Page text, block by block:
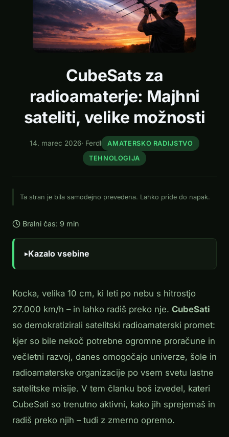
CubeSats za
radioamaterje: Majhni
sateliti, velike možnosti
14. marec 2026· Ferdl
AMATERSKO RADIJSTVO
TEHNOLOGIJA
Ta stran je bila samodejno prevedena. Lahko pride do napak.
Bralni čas: 9 min
Kazalo vsebine
Kocka, velika 10 cm, ki leti po nebu s hitrostjo
27.000 km/h – in lahko radiš preko nje. CubeSati
so demokratizirali satelitski radioamaterski promet:
kjer so bile nekoč potrebne ogromne proračune in
večletni razvoj, danes omogočajo univerze, šole in
radioamaterske organizacije po vsem svetu lastne
satelitske misije. V tem članku boš izvedel, kateri
CubeSati so trenutno aktivni, kako jih sprejemaš in
radiš preko njih – tudi z zmerno opremo.